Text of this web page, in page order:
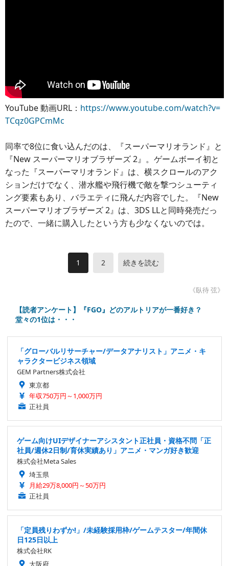
YouTube 動画URL： https://www.youtube.com/watch?v=
TCqz0GPCmMc
同率で8位に食い込んだのは、『スーパーマリオランド』と
『New スーパーマリオブラザーズ 2』。ゲームボーイ初と
なった『スーパーマリオランド』は、横スクロールのアク
ションだけでなく、潜水艦や飛行機で敵を撃つシューティ
ング要素もあり、バラエティに飛んだ内容でした。『New
スーパーマリオブラザーズ 2』は、3DS LLと同時発売だっ
たので、一緒に購入したという方も少なくないのでは。
1 2 続きを読む
《臥待 弦》
【読者アンケート】『FGO』どのアルトリアが一番好き？
堂々の1位は・・・
「グローバルリサーチャー/データアナリスト」アニメ・キ
ャラクタービジネス領域
GEM Partners株式会社
東京都
年収750万円～1,000万円
正社員
ゲーム向けUIデザイナーアシスタント正社員・資格不問「正
社員/週休2日制/育休実績あり」アニメ・マンガ好き歓迎
株式会社Meta Sales
埼玉県
月給29万8,000円～50万円
正社員
「定員残りわずか!」/未経験採用枠/ゲームテスター/年間休
日125日以上
株式会社RK
大阪府